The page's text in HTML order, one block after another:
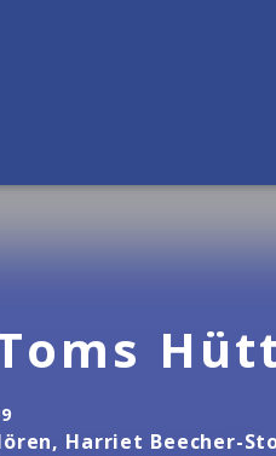
Harriet Beecher-